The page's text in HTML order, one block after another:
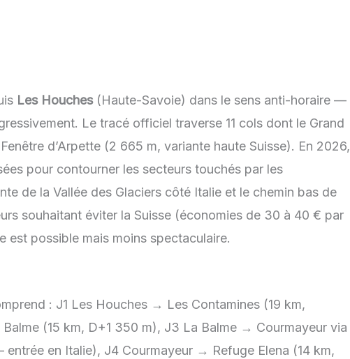
Les Houches(Haute-Savoie) dans le sens anti-horaire —
Le tracé officiel traverse 11 cols dont le Grand
d’Arpette (2 665 m, variante haute Suisse). En 2026,
pour contourner les secteurs touchés par les
de la Vallée des Glaciers côté Italie et le chemin bas de
souhaitant éviter la Suisse (économies de 30 à 40 € par
possible mais moins spectaculaire.
: J1 Les Houches → Les Contamines (19 km,
(15 km, D+1 350 m), J3 La Balme → Courmayeur via
en Italie), J4 Courmayeur → Refuge Elena (14 km,